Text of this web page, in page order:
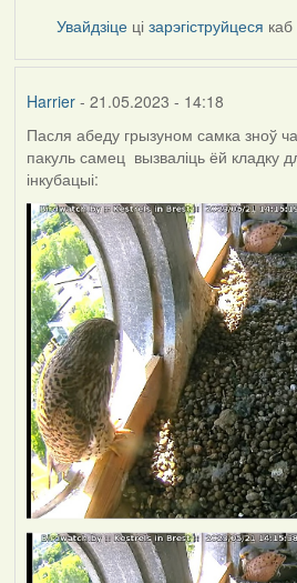
Увайдзіце цізарэгіструйцеся
Harrier- 21.05.2023 - 14:18
Пасля абеду грызуном самка зноў
пакуль самец вызваліць ёй кладку
інкубацыі: